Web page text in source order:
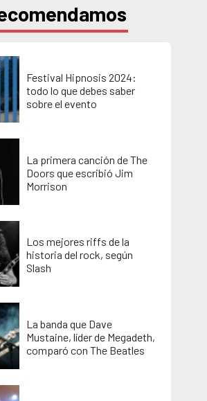
Festival Hipnosis 2024:
todo lo que debes saber
sobre el evento
La primera canción de The
Doors que escribió Jim
Morrison
Los mejores riffs de la
historia del rock, según
Slash
La banda que Dave
Mustaine, líder de Megadeth,
comparó con The Beatles